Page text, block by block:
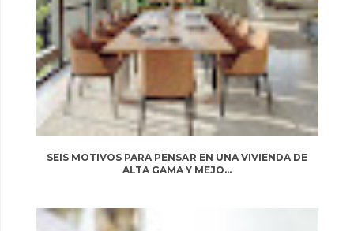
SEIS MOTIVOS PARA PENSAR EN UNA VIVIENDA DE
ALTA GAMA Y MEJO...